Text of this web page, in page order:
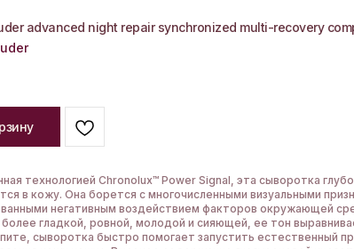
advanced night repair synchronized multi-recovery
технологией Chronolux™ Power Signal, эта сыворотка
в кожу. Она борется с многочисленными визуальными
негативным воздействием факторов окружающей
гладкой, ровной, молодой и сияющей, ее тон
сыворотка быстро помогает запустить естественный